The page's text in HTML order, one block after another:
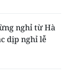
nghỉ từ Hà
dịp nghỉ lễ